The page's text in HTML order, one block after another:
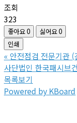
조회
323
좋아요0 싫어요0
인쇄
« 안전점검 전문기관
사단법인 한국패시브
목록보기
Powered by KBoard